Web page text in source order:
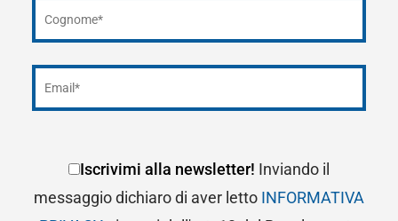
Iscrivimi alla newsletter! Inviando il
messaggio dichiaro di aver letto INFORMATIVA